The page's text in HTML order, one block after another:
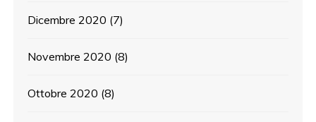
Dicembre 2020 (7)
Novembre 2020 (8)
Ottobre 2020 (8)